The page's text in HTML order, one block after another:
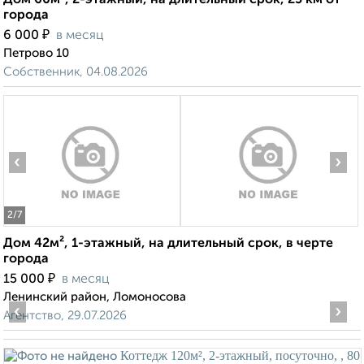
города
6 000 ₽ в месяц
Петрово 10
Собственник, 04.08.2026
2/7
‹ ›
Дом 42м², 1-этажный, на длительный срок, в черте
города
15 000 ₽ в месяц
Ленинский район, Ломоносова
Агентство, 29.07.2026
‹ ›